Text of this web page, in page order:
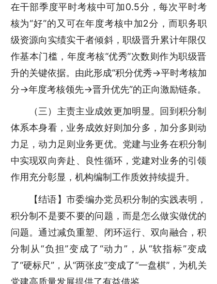
在干部季度平时考核中可加0.5分，每次平时考
核为“好”的又可在年度考核中加2分，而职务职
级资源向实绩实干者倾斜，职级晋升累计年限仅
作基本门槛，年度考核“优秀”次数则作为职级晋
升的关键依据。由此形成“积分优秀→平时考核加
分→年度考核领先→晋升优先”的正向激励链条。
（三）主责主业成效更加明显。回到积分制
体系本身看，业务成效好则加分多，加分多则动
力足，动力足则业务更优。党建与业务在积分制
中实现双向奔赴、良性循环，党建对业务的引领
作用充分彰显，机构编制工作质效持续提升。
【结语】市委编办党员积分制的实践表明，
积分制不是要不要的问题，而是怎么做实做优的
问题。通过减负重塑、闭环运行、双向融合，积
分制从“负担”变成了“动力”，从“软指标”变成
了“硬标尺”，从“两张皮”变成了“一盘棋”，为机关